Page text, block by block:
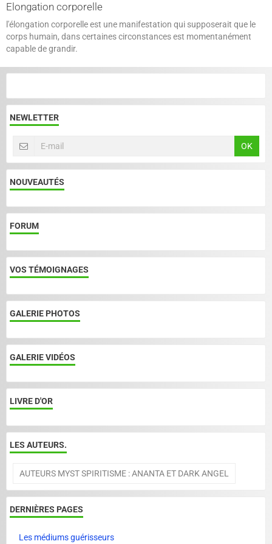
Elongation corporelle
l'élongation corporelle est une manifestation qui supposerait que le
corps humain, dans certaines circonstances est momentanément
capable de grandir.
NEWLETTER
OK
NOUVEAUTÉS
FORUM
VOS TÉMOIGNAGES
GALERIE PHOTOS
GALERIE VIDÉOS
LIVRE D'OR
LES AUTEURS.
AUTEURS MYST SPIRITISME : ANANTA ET DARK ANGEL
DERNIÈRES PAGES
Les médiums guérisseurs